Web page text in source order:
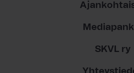
SKVL ry